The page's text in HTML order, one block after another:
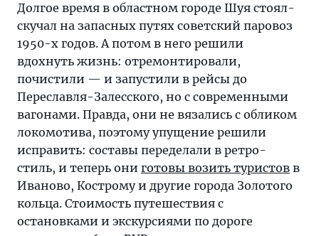
развлечений
пополняется
весьма
необычными
местами.
Долгое время в областном городе Шуя стоял-
скучал на запасных путях советский паровоз
1950-х годов. А потом в него решили
вдохнуть жизнь: отремонтировали,
почистили — и запустили в рейсы до
Переславля-Залесского, но с современными
вагонами. Правда, они не вязались с обликом
локомотива, поэтому упущение решили
исправить: составы переделали в ретро-
стиль, и теперь они готовы возить туристов в
Иваново, Кострому и другие города Золотого
кольца. Стоимость путешествия с
остановками и экскурсиями по дороге